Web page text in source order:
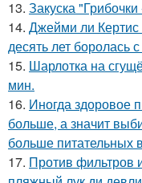
13. Закуска
14. Джейми ли Кертис
десять лет боролась
15. Шарлотка на
мин.
16. Иногда здоровое
больше, а значит
больше питательных
17. Против фильтров